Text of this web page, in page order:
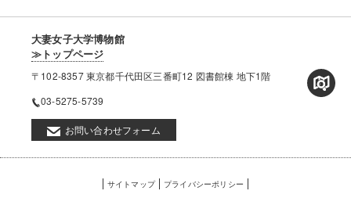
大妻女子大学博物館
≫トップページ
〒102-8357 東京都千代田区三番町12 図書館棟 地下1階
03-5275-5739
お問い合わせフォーム
サイトマップ プライバシーポリシー